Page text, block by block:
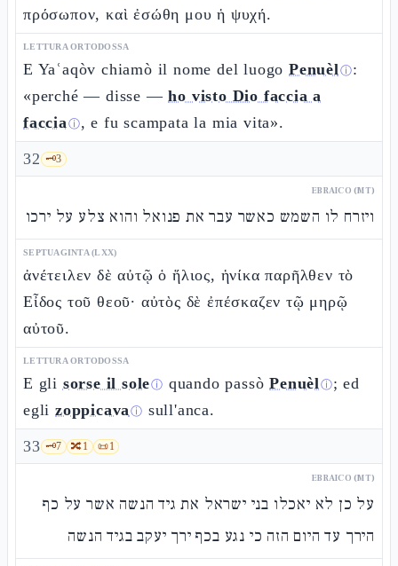
πρόσωπον, καὶ ἐσώθη μου ἡ ψυχή.
LETTURA ORTODOSSA
E Yaʿaqòv chiamò il nome del luogo Penuèlⓘ:
«perché — disse —ho visto Dio faccia a
facciaⓘ, e fu scampata la mia vita».
32 🗝️3
EBRAICO (MT)
ויזרח לו השמש כאשר עבר את פנואל והוא צלע על ירכו
SEPTUAGINTA (LXX)
ἀνέτειλεν δὲ αὐτῷ ὁ ἥλιος, ἡνίκα παρῆλθεν τὸ
Εἶδος τοῦ θεοῦ· αὐτὸς δὲ ἐπέσκαζεν τῷ μηρῷ
αὐτοῦ.
LETTURA ORTODOSSA
E gli sorse il soleⓘ quando passòPenuèlⓘ; ed
egli zoppicavaⓘ sull'anca.
33 🗝️7 🔀1 📜1
EBRAICO (MT)
על כן לא יאכלו בני ישראל את גיד הנשה אשר על כף
הירך עד היום הזה כי נגע בכף ירך יעקב בגיד הנשה